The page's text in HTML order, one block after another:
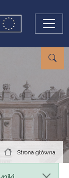
Strona główna